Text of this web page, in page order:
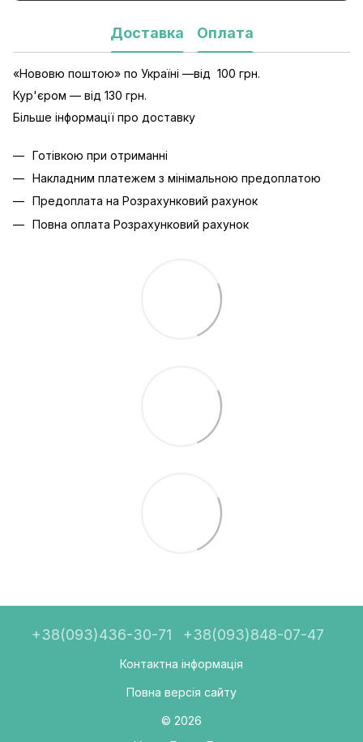
Доставка Оплата
«Нововю поштою» по Україні —від 100 грн.
Кур'єром — від 130 грн.
Більше інформації про доставку
Готівкою при отриманні
Накладним платежем з мінімальною предоплатою
Предоплата на Розрахунковий рахунок
Повна оплата Розрахунковий рахунок
+38(093)436-30-71 +38(093)848-07-47
Контактна інформація
Повна версія сайту
© 2026